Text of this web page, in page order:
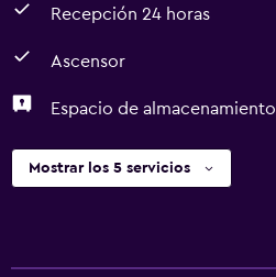
Recepción 24 horas
Ascensor
Espacio de almacenamiento
Mostrar los 5 servicios